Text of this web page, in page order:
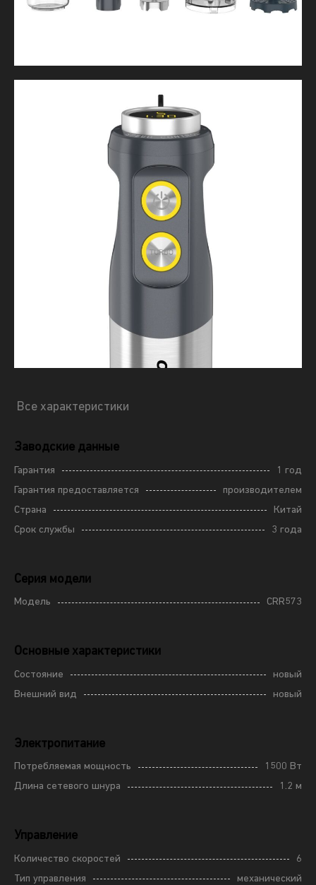
Все характеристики
Заводские данные
Гарантия
1 год
Гарантия предоставляется
производителем
Страна
Китай
Срок службы
3 года
Серия модели
Модель CRR573
Основные характеристики
Состояние
новый
Внешний вид
новый
Электропитание
Потребляемая мощность
1500 Вт
Длина сетевого шнура
1.2 м
Управление
Количество скоростей
6
Тип управления
механический